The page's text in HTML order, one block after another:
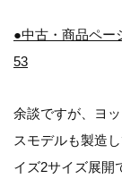
●中古・商品ペー
53
余談ですが、ヨ
スモデルも製造
イズ2サイズ展開